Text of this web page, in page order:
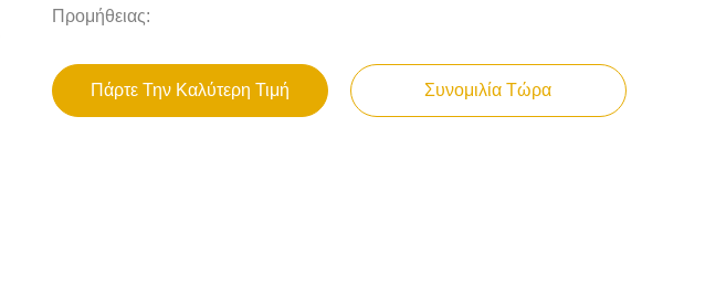
Προμήθειας:
Πάρτε Την Καλύτερη Τιμή Συνομιλία Τώρα